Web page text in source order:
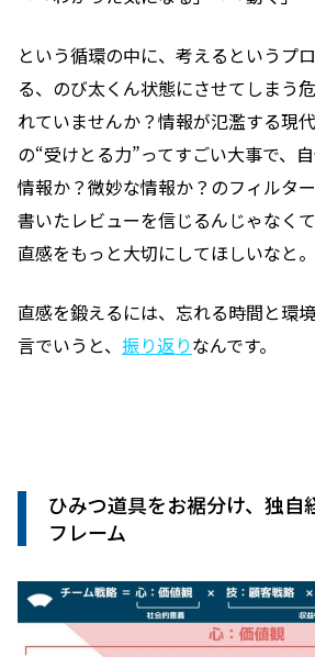
という循環の中に、考えるというプ
る、のび太くん状態にさせてしまう
れていませんか？情報が氾濫する現
の“受けとる力”ってすごい大事で、
情報か？微妙な情報か？のフィルタ
書いたレビューを信じるんじゃなく
直感をもっと大切にしてほしいなと。
直感を鍛えるには、忘れる時間と環
言でいうと、 振り返りなんです。
ひみつ道具をお裾分け、独自
フレーム